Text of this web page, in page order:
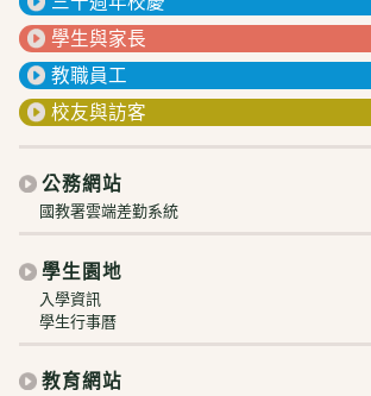
學生與家長
教職員工
校友與訪客
公務網站
國教署雲端差勤系統
學生園地
入學資訊
學生行事曆
教育網站